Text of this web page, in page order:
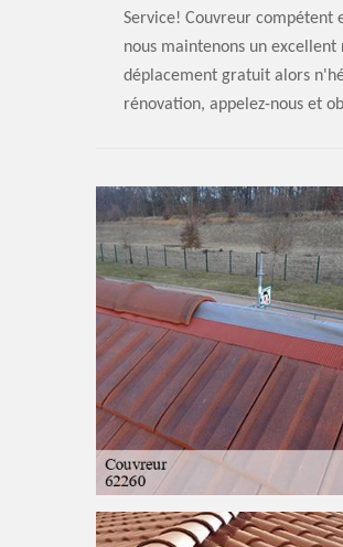
Service! Couvreur compétent
nous maintenons un
déplacement gratuit alors
rénovation, appelez-nous et